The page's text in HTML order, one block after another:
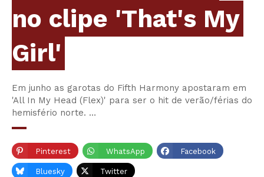
no clipe 'That's My
Girl'
Em junho as garotas do Fifth Harmony apostaram em
'All In My Head (Flex)' para ser o hit de verão/férias do
hemisfério norte. …
Pinterest WhatsApp Facebook
Bluesky Twitter